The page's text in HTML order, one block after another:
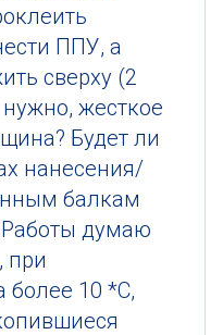
ППУ, а
сверху (2
жесткое
Будет ли
нанесения/
балкам
думаю
при
более 10 *С,